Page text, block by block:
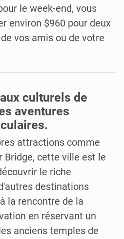
le week-end, vous
environ $960 pour deux
vos amis ou de votre
culturels de
aventures
attractions comme
Bridge, cette ville est le
le riche
destinations
la rencontre de la
en réservant un
anciens temples de